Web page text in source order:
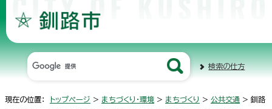
検索の仕方
現在の位置： トップページ > まちづくり・環境 > まちづくり > 公共交通 > 釧路